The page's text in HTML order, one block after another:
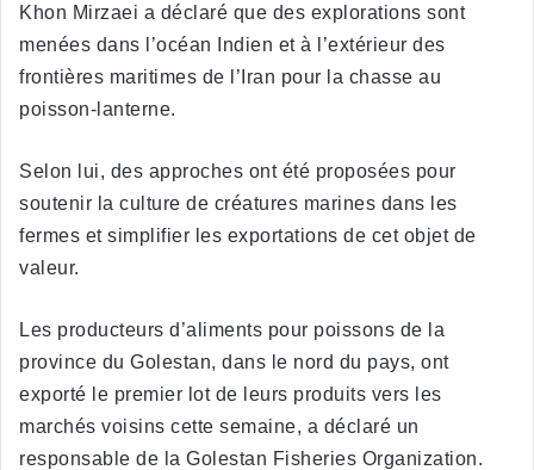
Khon Mirzaei a déclaré que des explorations sont
menées dans l’océan Indien et à l’extérieur des
frontières maritimes de l’Iran pour la chasse au
poisson-lanterne.
Selon lui, des approches ont été proposées pour
soutenir la culture de créatures marines dans les
fermes et simplifier les exportations de cet objet de
valeur.
Les producteurs d’aliments pour poissons de la
province du Golestan, dans le nord du pays, ont
exporté le premier lot de leurs produits vers les
marchés voisins cette semaine, a déclaré un
responsable de la Golestan Fisheries Organization.